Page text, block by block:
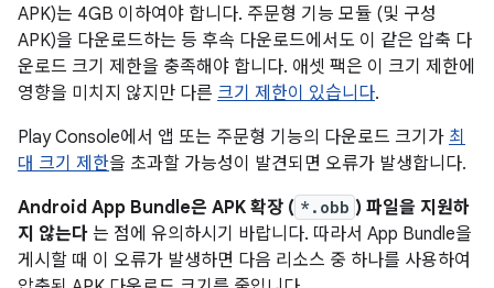
APK)는 4GB 이하여야 합니다. 주문형 기능 모듈 (및 구성
APK)을 다운로드하는 등 후속 다운로드에서도 이 같은 압축 다
운로드 크기 제한을 충족해야 합니다. 애셋 팩은 이 크기 제한에
영향을 미치지 않지만 다른 크기 제한이 있습니다.
Play Console에서 앱 또는 주문형 기능의 다운로드 크기가 최
대 크기 제한을 초과할 가능성이 발견되면 오류가 발생합니다.
Android App Bundle은 APK 확장 ( *.obb ) 파일을 지원하
지 않는다 는 점에 유의하시기 바랍니다. 따라서 App Bundle을
게시할 때 이 오류가 발생하면 다음 리소스 중 하나를 사용하여